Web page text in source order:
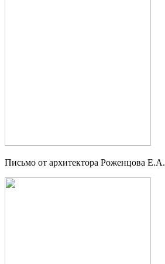
Письмо от архитектора Роженцова Е.А.